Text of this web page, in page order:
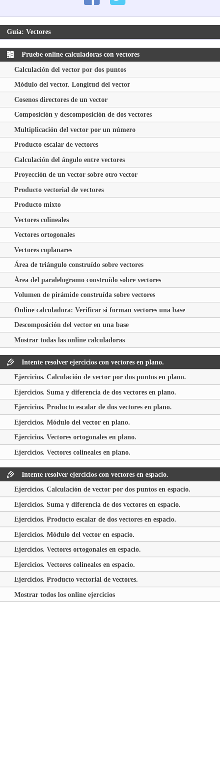
Guía: Vectores
Pruebe online calculadoras con vectores
Calculación del vector por dos puntos
Módulo del vector. Longitud del vector
Cosenos directores de un vector
Composición y descomposición de dos vectores
Multiplicación del vector por un número
Producto escalar de vectores
Calculación del ángulo entre vectores
Proyección de un vector sobre otro vector
Producto vectorial de vectores
Producto mixto
Vectores colineales
Vectores ortogonales
Vectores coplanares
Área de triángulo construído sobre vectores
Área del paralelogramo construído sobre vectores
Volumen de pirámide construída sobre vectores
Online calculadora: Verificar si forman vectores una base
Descomposición del vector en una base
Mostrar todas las online calculadoras
Intente resolver ejercicios con vectores en plano.
Ejercicios. Calculación de vector por dos puntos en plano.
Ejercicios. Suma y diferencia de dos vectores en plano.
Ejercicios. Producto escalar de dos vectores en plano.
Ejercicios. Módulo del vector en plano.
Ejercicios. Vectores ortogonales en plano.
Ejercicios. Vectores colineales en plano.
Intente resolver ejercicios con vectores en espacio.
Ejercicios. Calculación de vector por dos puntos en espacio.
Ejercicios. Suma y diferencia de dos vectores en espacio.
Ejercicios. Producto escalar de dos vectores en espacio.
Ejercicios. Módulo del vector en espacio.
Ejercicios. Vectores ortogonales en espacio.
Ejercicios. Vectores colineales en espacio.
Ejercicios. Producto vectorial de vectores.
Mostrar todos los online ejercicios